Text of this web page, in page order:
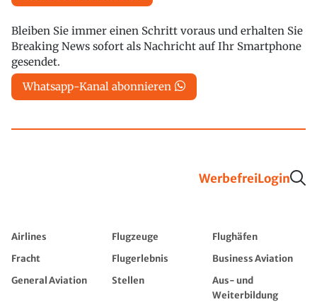
Bleiben Sie immer einen Schritt voraus und erhalten Sie
Breaking News sofort als Nachricht auf Ihr Smartphone
gesendet.
Whatsapp-Kanal abonnieren
WerbefreiLogin
Airlines Flugzeuge
Flughäfen
Fracht
Flugerlebnis
Business Aviation
General Aviation
Stellen
Aus- und
Weiterbildung